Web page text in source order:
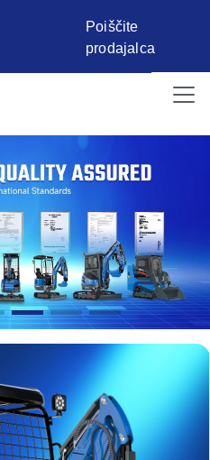
Poiščite
prodajalca